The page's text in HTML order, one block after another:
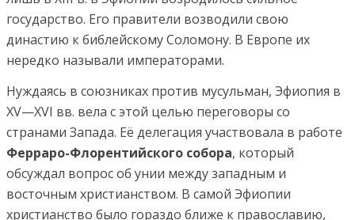
государство. Его правители возводили свою
династию к библейскому Соломону. В Европе их
нередко называли императорами.
Нуждаясь в союзниках против мусульман, Эфиопия в
XV—XVI вв. вела с этой целью переговоры со
странами Запада. Её делегация участвовала в работе
Ферраро-Флорентийского собора, который
обсуждал вопрос об унии между западным и
восточным христианством. В самой Эфиопии
христианство было гораздо ближе к православию,